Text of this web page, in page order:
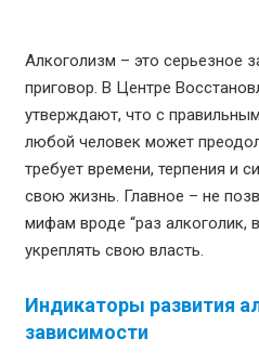
Алкоголизм – это серьезное
приговор. В Центре
утверждают, что с
любой человек может
требует времени, терпения и
свою жизнь. Главное – не
мифам вроде “раз алкоголик,
укреплять свою власть.
Индикаторы развития
зависимости